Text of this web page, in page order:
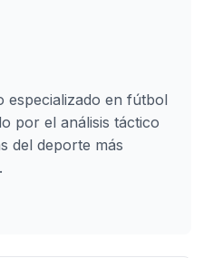
especializado en fútbol
por el análisis táctico
del deporte más